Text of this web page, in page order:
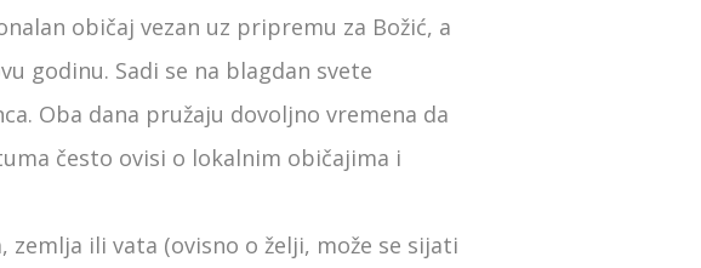
običaj vezan uz pripremu za Božić, a
godinu. Sadi se na blagdan svete
Oba dana pružaju dovoljno vremena da
često ovisi o lokalnim običajima i
ili vata (ovisno o želji, može se sijati